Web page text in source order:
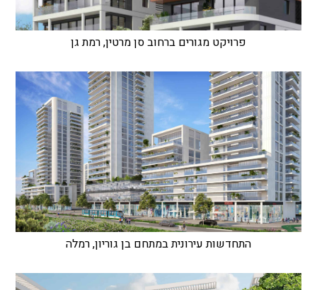
פרויקט מגורים ברחוב סן מרטין, רמת גן
התחדשות עירונית במתחם בן גוריון, רמלה